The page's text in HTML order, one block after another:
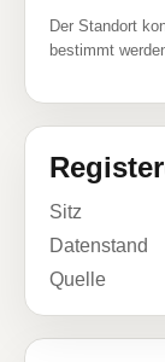
Der Standort
bestimmt
Sitz
Datenstand
Quelle